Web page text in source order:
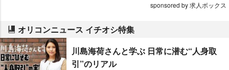
sponsored by 求人ボックス
オリコンニュース イチオシ特集
川島海荷さんと学ぶ 日常に潜む“人身取
引”のリアル